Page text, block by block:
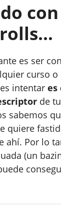
es ser
curso
intentar es
de
sabemos
quiere
ahí. Por lo
(un